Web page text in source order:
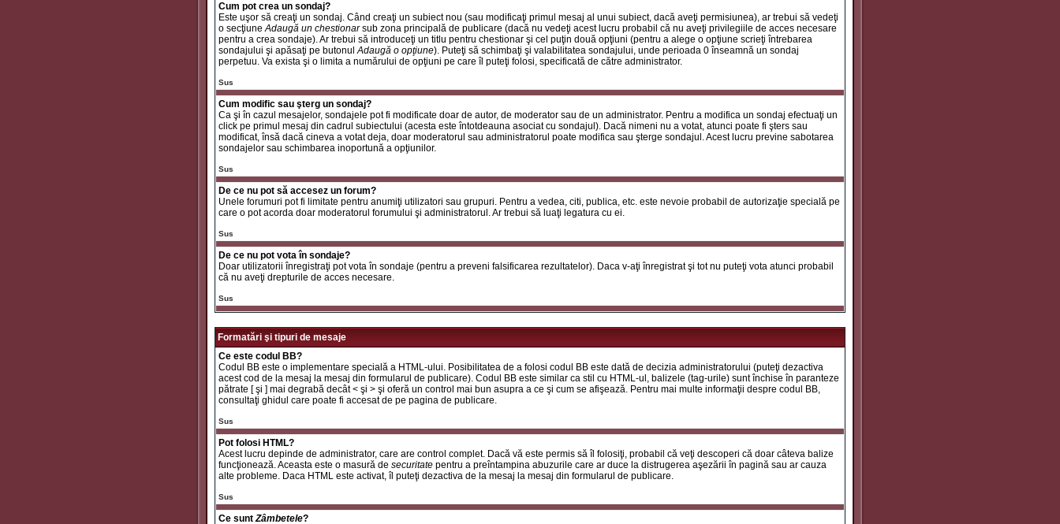
Cum pot crea un sondaj?
Este uşor să creaţi un sondaj. Când creaţi un subiect nou (sau modificaţi primul mesaj al unui subiect, dacă aveţi permisiunea), ar trebui să vedeţi
o secţiuneAdaugă un chestionarsub zona principală de publicare (dacă nu vedeţi acest lucru probabil că nu aveţi privilegiile de acces necesare
pentru a crea sondaje). Ar trebui să introduceţi un titlu pentru chestionar şi cel puţin două opţiuni (pentru a alege o opţiune scrieţi întrebarea
sondajului şi apăsaţi pe butonulAdaugă o opţiune). Puteţi să schimbaţi şi valabilitatea sondajului, unde perioada 0 înseamnă un sondaj
perpetuu. Va exista şi o limita a numărului de opţiuni pe care îl puteţi folosi, specificată de către administrator.
Sus
Cum modific sau şterg un sondaj?
Ca şi în cazul mesajelor, sondajele pot fi modificate doar de autor, de moderator sau de un administrator. Pentru a modifica un sondaj efectuaţi un
click pe primul mesaj din cadrul subiectului (acesta este întotdeauna asociat cu sondajul). Dacă nimeni nu a votat, atunci poate fi şters sau
modificat, însă dacă cineva a votat deja, doar moderatorul sau administratorul poate modifica sau şterge sondajul. Acest lucru previne sabotarea
sondajelor sau schimbarea inoportună a opţiunilor.
Sus
De ce nu pot să accesez un forum?
Unele forumuri pot fi limitate pentru anumiţi utilizatori sau grupuri. Pentru a vedea, citi, publica, etc. este nevoie probabil de autorizaţie specială pe
care o pot acorda doar moderatorul forumului şi administratorul. Ar trebui să luaţi legatura cu ei.
Sus
De ce nu pot vota în sondaje?
Doar utilizatorii înregistraţi pot vota în sondaje (pentru a preveni falsificarea rezultatelor). Daca v-aţi înregistrat şi tot nu puteţi vota atunci probabil
că nu aveţi drepturile de acces necesare.
Sus
Formatări şi tipuri de mesaje
Ce este codul BB?
Codul BB este o implementare specială a HTML-ului. Posibilitatea de a folosi codul BB este dată de decizia administratorului (puteţi dezactiva
acest cod de la mesaj la mesaj din formularul de publicare). Codul BB este similar ca stil cu HTML-ul, balizele (tag-urile) sunt închise în paranteze
pătrate [ şi ] mai degrabă decât < şi > şi oferă un control mai bun asupra a ce şi cum se afişează. Pentru mai multe informaţii despre codul BB,
consultaţi ghidul care poate fi accesat de pe pagina de publicare.
Sus
Pot folosi HTML?
Acest lucru depinde de administrator, care are control complet. Dacă vă este permis să îl folosiţi, probabil că veţi descoperi că doar câteva balize
funcţionează. Aceasta este o masură de securitate pentru a preîntampina abuzurile care ar duce la distrugerea aşezării în pagină sau ar cauza
alte probleme. Daca HTML este activat, îl puteţi dezactiva de la mesaj la mesaj din formularul de publicare.
Sus
Ce suntZâmbetele?